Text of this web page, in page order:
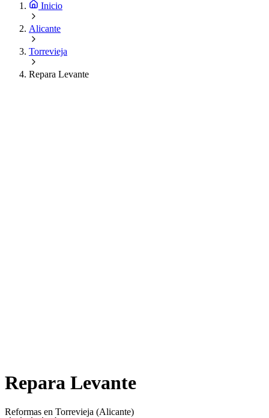
Inicio
Alicante
Torrevieja
Repara Levante
Repara Levante
Reformas en Torrevieja (Alicante)